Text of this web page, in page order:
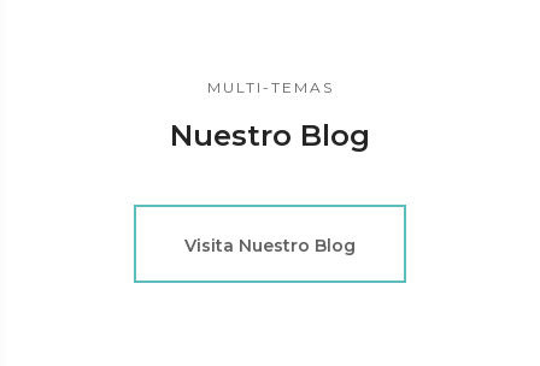
MULTI-TEMAS
Nuestro Blog
Visita Nuestro Blog